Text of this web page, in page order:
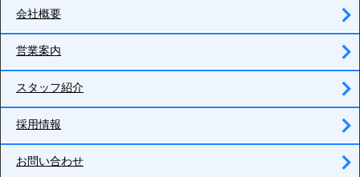
会社概要
営業案内
スタッフ紹介
採用情報
お問い合わせ